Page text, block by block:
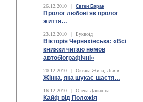
26.12.2010 | Євген Баран
Пролог любові як пролог
життя…
23.12.2010 | Буквоїд
Вікторія Черняхівська: «Всі
книжки читаю немов
автобіографічні»
20.12.2010 | Оксана Жила, Львів
Жінка, яка шукає щастя…
16.12.2010 | Олена Даниліна
Кайф від Положія